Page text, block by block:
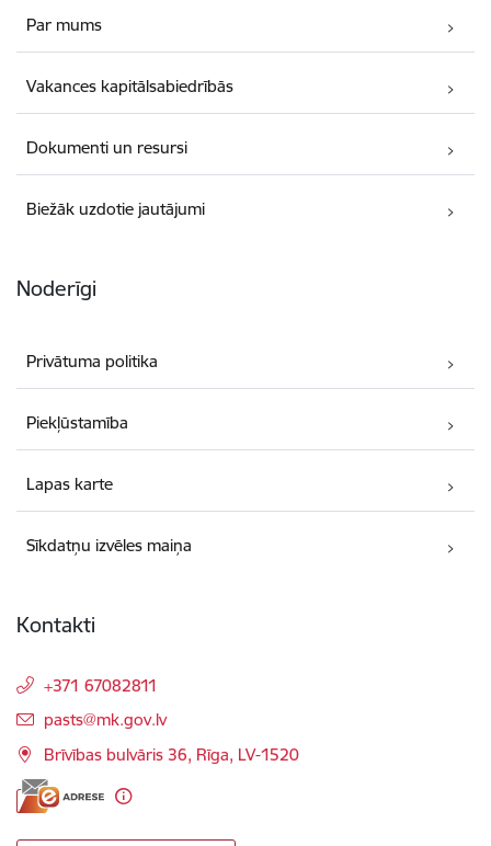
Par mums
Vakances kapitālsabiedrībās
Dokumenti un resursi
Biežāk uzdotie jautājumi
Noderīgi
Privātuma politika
Piekļūstamība
Lapas karte
Sīkdatņu izvēles maiņa
Kontakti
+371 67082811
E-pasts:
pasts@mk.gov.lv
Brīvības bulvāris 36, Rīga, LV-1520